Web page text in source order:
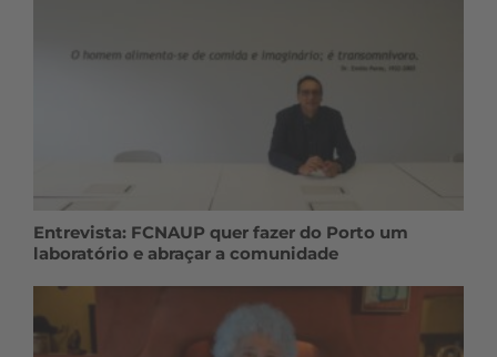
Entrevista: FCNAUP quer fazer do Porto um
laboratório e abraçar a comunidade